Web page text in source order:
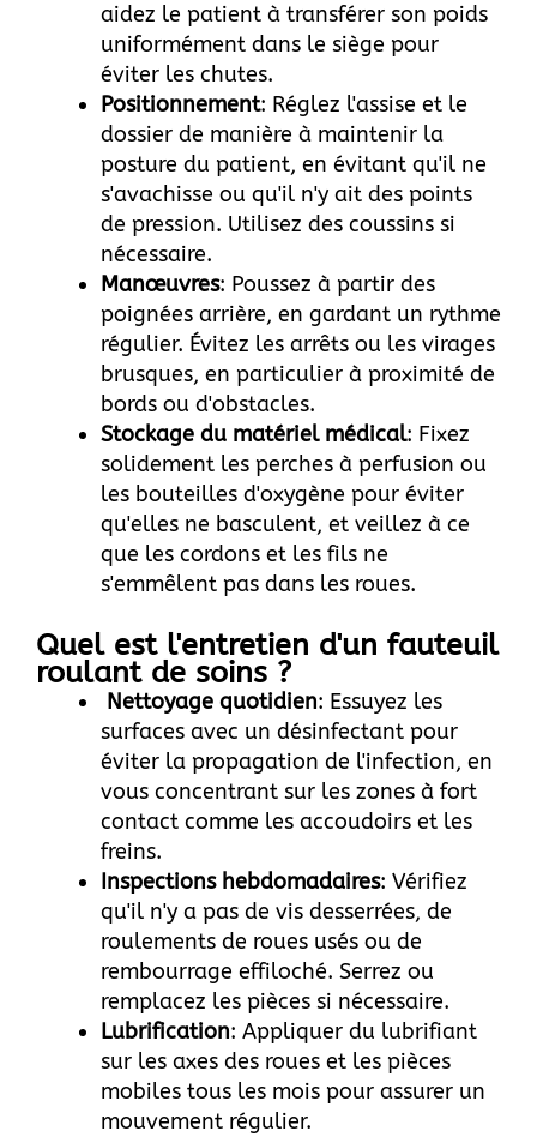
aidez le patient à transférer son poids
uniformément dans le siège pour
éviter les chutes.
Positionnement: Réglez l'assise et le
dossier de manière à maintenir la
posture du patient, en évitant qu'il ne
s'avachisse ou qu'il n'y ait des points
de pression. Utilisez des coussins si
nécessaire.
Manœuvres: Poussez à partir des
poignées arrière, en gardant un rythme
régulier. Évitez les arrêts ou les virages
brusques, en particulier à proximité de
bords ou d'obstacles.
Stockage du matériel médical: Fixez
solidement les perches à perfusion ou
les bouteilles d'oxygène pour éviter
qu'elles ne basculent, et veillez à ce
que les cordons et les fils ne
s'emmêlent pas dans les roues.
Quel est l'entretien d'un fauteuil
roulant de soins ?
Nettoyage quotidien: Essuyez les
surfaces avec un désinfectant pour
éviter la propagation de l'infection, en
vous concentrant sur les zones à fort
contact comme les accoudoirs et les
freins.
Inspections hebdomadaires: Vérifiez
qu'il n'y a pas de vis desserrées, de
roulements de roues usés ou de
rembourrage effiloché. Serrez ou
remplacez les pièces si nécessaire.
Lubrification: Appliquer du lubrifiant
sur les axes des roues et les pièces
mobiles tous les mois pour assurer un
mouvement régulier.